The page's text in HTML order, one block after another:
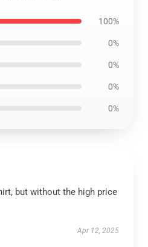
100%
0%
0%
0%
0%
but without the high price
Apr 12, 2025